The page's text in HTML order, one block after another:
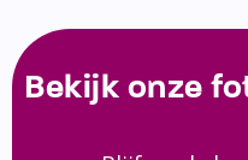
Bekijk onze